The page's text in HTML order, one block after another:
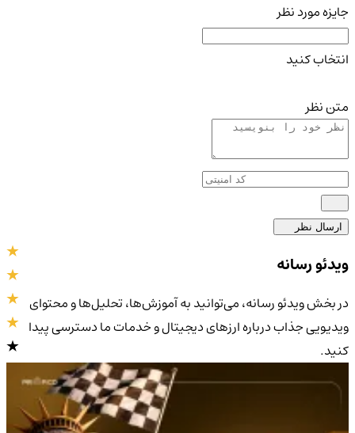
جایزه مورد نظر
انتخاب کنید
متن نظر
ارسال نظر
4.9/5
ویدئو رسانه
در بخش ویدئو رسانه، می‌توانید به آموزش‌ها، تحلیل‌ها و محتوای
ویدیویی جذاب درباره ارزهای دیجیتال و خدمات ما دسترسی پیدا
کنید.